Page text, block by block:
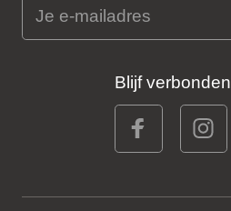
Blijf verbonden